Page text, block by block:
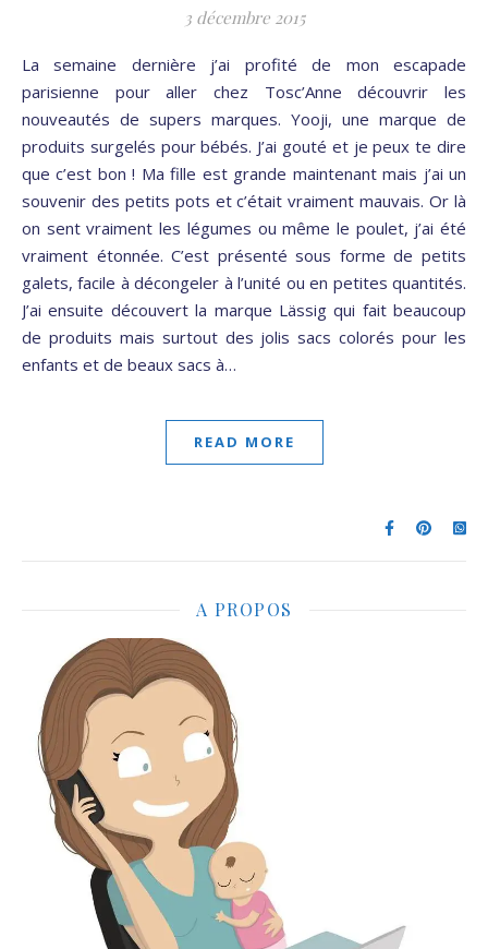
3 décembre 2015
La semaine dernière j’ai profité de mon escapade
parisienne pour aller chez Tosc’Anne découvrir les
nouveautés de supers marques. Yooji, une marque de
produits surgelés pour bébés. J’ai gouté et je peux te dire
que c’est bon ! Ma fille est grande maintenant mais j’ai un
souvenir des petits pots et c’était vraiment mauvais. Or là
on sent vraiment les légumes ou même le poulet, j’ai été
vraiment étonnée. C’est présenté sous forme de petits
galets, facile à décongeler à l’unité ou en petites quantités.
J’ai ensuite découvert la marque Lässig qui fait beaucoup
de produits mais surtout des jolis sacs colorés pour les
enfants et de beaux sacs à…
READ MORE
A PROPOS